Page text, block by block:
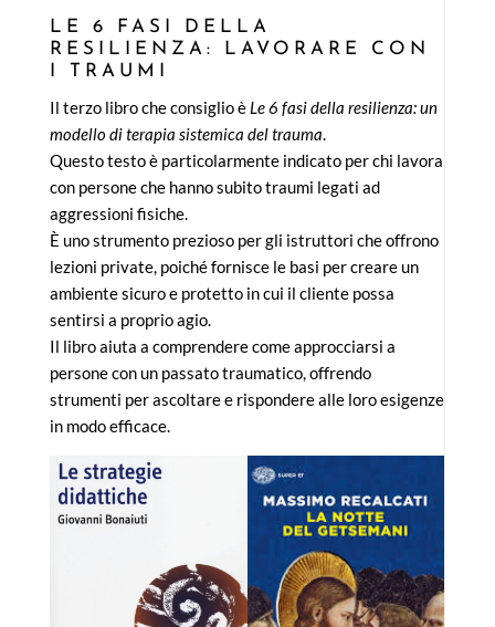
LE 6 FASI DELLA
RESILIENZA: LAVORARE CON
I TRAUMI
Il terzo libro che consiglio è Le 6 fasi della resilienza: un
modello di terapia sistemica del trauma.
Questo testo è particolarmente indicato per chi lavora
con persone che hanno subito traumi legati ad
aggressioni fisiche.
È uno strumento prezioso per gli istruttori che offrono
lezioni private, poiché fornisce le basi per creare un
ambiente sicuro e protetto in cui il cliente possa
sentirsi a proprio agio.
Il libro aiuta a comprendere come approcciarsi a
persone con un passato traumatico, offrendo
strumenti per ascoltare e rispondere alle loro esigenze
in modo efficace.